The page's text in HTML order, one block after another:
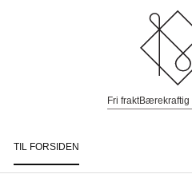
Fri fraktBærekraftig
TIL FORSIDEN